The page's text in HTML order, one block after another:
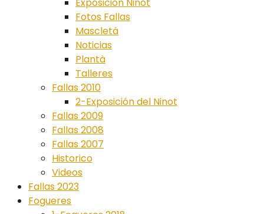
Fotos Fallas
Mascletá
Noticias
Plantà
Talleres
Fallas 2010
2-Exposición del Ninot
Fallas 2009
Fallas 2008
Fallas 2007
Historico
Videos
Fallas 2023
Fogueres